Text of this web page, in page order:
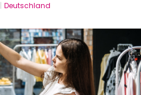
| Deutschland